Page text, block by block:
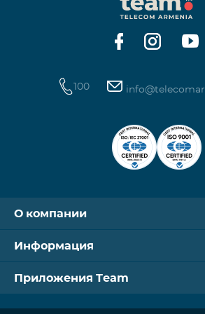
Контроллер Aqara Hub M3
100
О компании
Информация
Приложения Team